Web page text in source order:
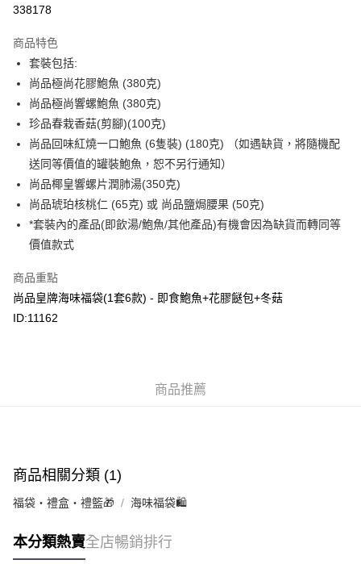
AlipayHK
PayMe
WeChat Pay
BoC Pay
其他轉帳方式
相關說明
轉數快識別碼(FPS ID)：4042362 中國銀行戶口：012-875-1-240680-7 匯
豐銀行戶口：652-589300-838 收款人：PREMIER FOOD LTD 請於24小時
內將付款金額存入以上其中一個戶口，付款後請將收據或成功轉帳畫面截圖
付款訊息後會盡快安排送貨。
送貨方式
物流公司會改派其他自取點或其他配送方式。)
每筆HK$80.00，滿HK$380.00或以上免運費
滿$380免運費 - 送貨到家(3-5個工作天內送達)
338178
商品特色
套裝包括:
尚品極尚花膠鮑魚 (380克)
尚品極尚響螺鮑魚 (380克)
珍品春栽香菇(剪腳)(100克)
尚品回味紅燒一口鮑魚 (6隻裝) (180克) （如遇缺貨，將隨機配
送同等價值的罐裝鮑魚，恕不另行通知）
尚品椰皇響螺片潤肺湯(350克)
尚品琥珀核桃仁 (65克) 或 尚品鹽焗腰果 (50克)
*套裝內的產品(即飲湯/鮑魚/其他產品)有機會因為缺貨而轉同等
價值款式
商品重點
尚品皇牌海味福袋(1套6款) - 即食鮑魚+花膠餸包+冬菇
ID:11162
商品推薦
商品相關分類 (1)
福袋・禮盒・禮籃🎁 海味福袋🛍️
本分類熱賣全店暢銷排行